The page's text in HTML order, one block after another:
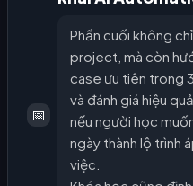
📅
Phần cuối không
project, mà còn
case ưu tiên trong
và đánh giá hiệu
nếu người học
ngày thành lộ trình
việc.